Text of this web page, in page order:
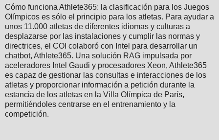
Cómo funciona Athlete365: la clasificación para los Juegos
Olímpicos es sólo el principio para los atletas. Para ayudar a
unos 11.000 atletas de diferentes idiomas y culturas a
desplazarse por las instalaciones y cumplir las normas y
directrices, el COI colaboró con Intel para desarrollar un
chatbot, Athlete365. Una solución RAG impulsada por
aceleradores Intel Gaudi y procesadores Xeon, Athlete365
es capaz de gestionar las consultas e interacciones de los
atletas y proporcionar información a petición durante la
estancia de los atletas en la Villa Olímpica de París,
permitiéndoles centrarse en el entrenamiento y la
competición.